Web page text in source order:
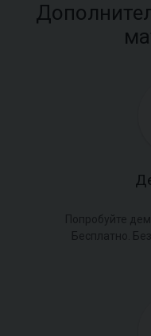
Попробуйте
Бесплатно.